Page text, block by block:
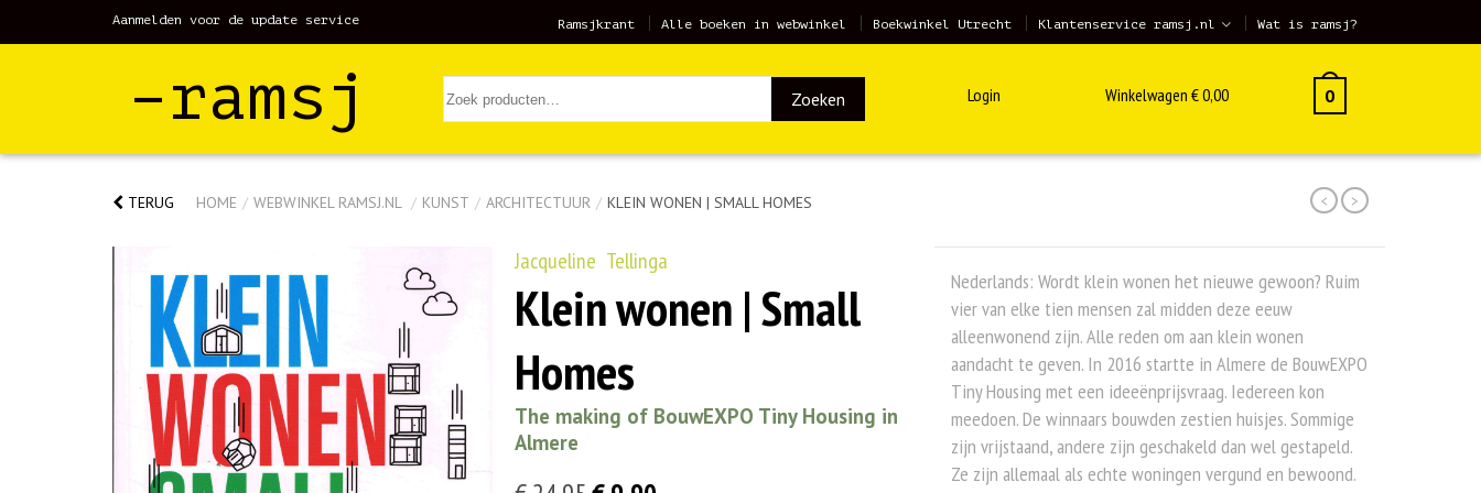
Aanmelden voor de update service Ramsjkrant Alle boeken in webwinkel Boekwinkel Utrecht Klantenservice ramsj.nl Wat is ramsj?
–ramsj Zoeken Login Winkelwagen €0,00 0
TERUG HOME / WEBWINKEL RAMSJ.NL / KUNST / ARCHITECTUUR / KLEIN WONEN | SMALL HOMES < >
Jacqueline Tellinga
Klein wonen | Small
Homes
The making of BouwEXPO Tiny Housing in
Almere
Nederlands: Wordt klein wonen het nieuwe gewoon? Ruim
vier van elke tien mensen zal midden deze eeuw
alleenwonend zijn. Alle reden om aan klein wonen
aandacht te geven. In 2016 startte in Almere de BouwEXPO
Tiny Housing met een ideeënprijsvraag. Iedereen kon
meedoen. De winnaars bouwden zestien huisjes. Sommige
zijn vrijstaand, andere zijn geschakeld dan wel gestapeld.
Ze zijn allemaal als echte woningen vergund en bewoond.